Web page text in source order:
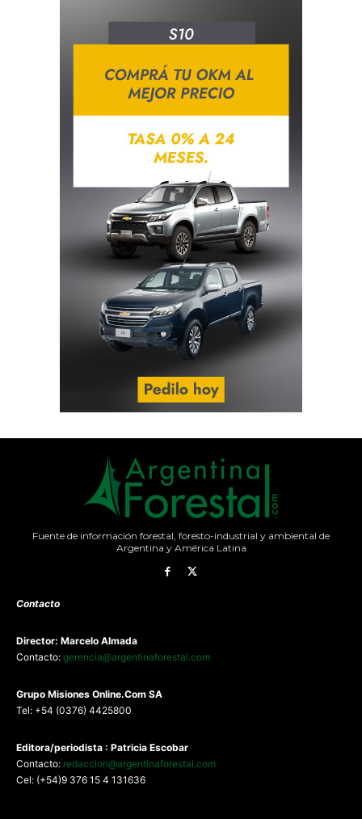
Fuente de información forestal, foresto-industrial y ambiental de
Argentina y América Latina
Contacto
Director: Marcelo Almada
Contacto: gerencia@argentinaforestal.com
Grupo Misiones Online.Com SA
Tel: +54 (0376) 4425800
Editora/periodista : Patricia Escobar
Contacto: redaccion@argentinaforestal.com
Cel: (+54)9 376 15 4 131636